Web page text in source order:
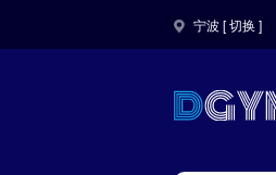
宁波 [切换 ]